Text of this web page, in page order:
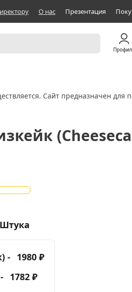
О нас Презентация
Сайт предназначен для
- 1980 ₽
1782 ₽